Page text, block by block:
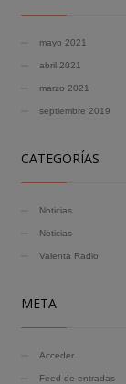
mayo 2021
abril 2021
marzo 2021
septiembre 2019
CATEGORÍAS
Noticias
Noticias
Valenta Radio
META
Acceder
Feed de entradas